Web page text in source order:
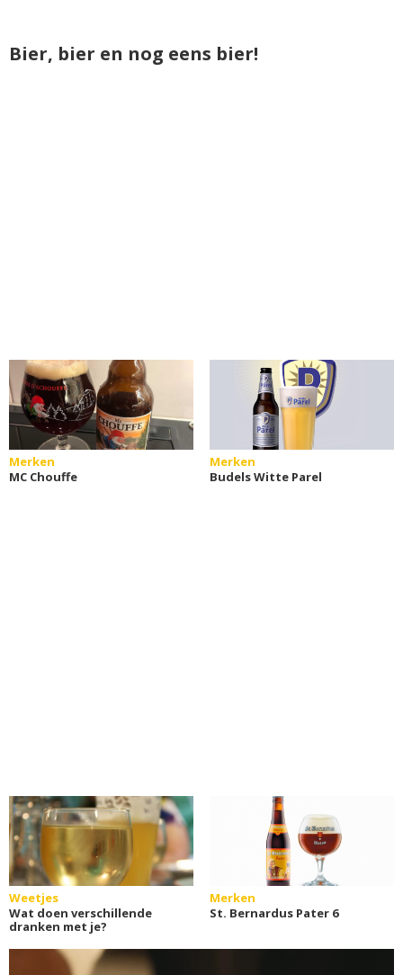
Bier, bier en nog eens bier!
Merken
MC Chouffe
Merken
Budels Witte Parel
Weetjes
Wat doen verschillende
dranken met je?
Merken
St. Bernardus Pater 6